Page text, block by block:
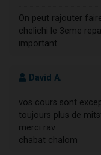
On peut rajouter
chelichi le 3eme
important.
David A.
vos cours sont
toujours plus de
merci rav
chabat chalom